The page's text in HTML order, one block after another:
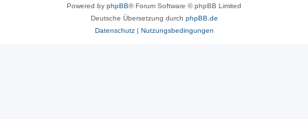
Powered by phpBB® Forum Software © phpBB Limited
Deutsche Übersetzung durch phpBB.de
Datenschutz| Nutzungsbedingungen